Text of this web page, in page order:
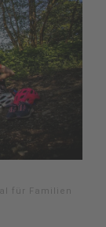
für Familien